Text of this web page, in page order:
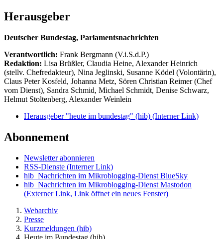
Herausgeber
Deutscher Bundestag, Parlamentsnachrichten
Verantwortlich: Frank Bergmann (V.i.S.d.P.)
Redaktion: Lisa Brüßler, Claudia Heine, Alexander Heinrich
(stellv. Chefredakteur), Nina Jeglinski, Susanne Ködel (Volontärin),
Claus Peter Kosfeld, Johanna Metz, Sören Christian Reimer (Chef
vom Dienst), Sandra Schmid, Michael Schmidt, Denise Schwarz,
Helmut Stoltenberg, Alexander Weinlein
Herausgeber "heute im bundestag" (hib) (Interner Link)
Abonnement
Newsletter abonnieren
RSS-Dienste (Interner Link)
hib_Nachrichten im Mikroblogging-Dienst BlueSky
hib_Nachrichten im Mikroblogging-Dienst Mastodon
(Externer Link, Link öffnet ein neues Fenster)
Webarchiv
Presse
Kurzmeldungen (hib)